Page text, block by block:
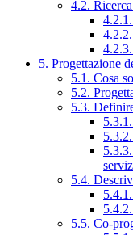
4.2.
5. Progettazione
5.1. Cosa
5.2.
5.3.
5.4.
5.5. Co-